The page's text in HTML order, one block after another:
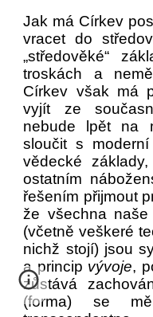
Jak má Církev
vracet do
„středověké“
troskách a
Církev však má
vyjít ze
nebude lpět na
sloučit s
vědecké
ostatním
řešením přijmout
že všechna naše
(včetně veškeré
nichž stojí) jsou
a princip vývoje,
zůstává
(forma) se